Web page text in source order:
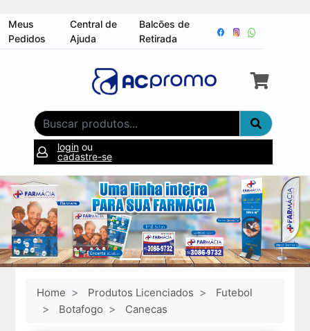
Meus
Pedidos
Central de
Ajuda
Balcões de
Retirada
loginou
cadastre-se
Home Produtos Licenciados
Futebol
Botafogo
Canecas